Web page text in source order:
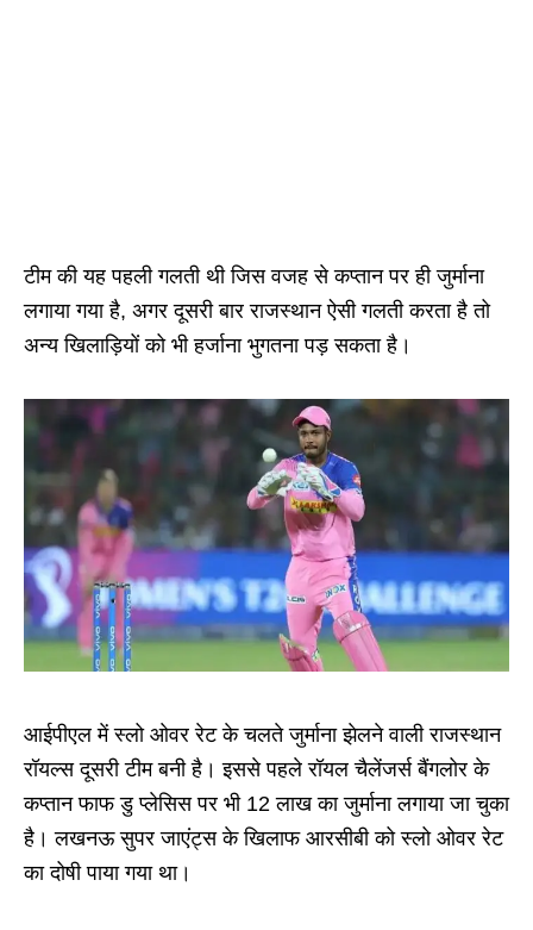
टीम की यह पहली गलती थी जिस वजह से कप्तान पर ही जुर्माना
लगाया गया है, अगर दूसरी बार राजस्थान ऐसी गलती करता है तो
अन्य खिलाड़ियों को भी हर्जाना भुगतना पड़ सकता है।
आईपीएल में स्लो ओवर रेट के चलते जुर्माना झेलने वाली राजस्थान
रॉयल्स दूसरी टीम बनी है। इससे पहले रॉयल चैलेंजर्स बैंगलोर के
कप्तान फाफ डु प्लेसिस पर भी 12 लाख का जुर्माना लगाया जा चुका
है। लखनऊ सुपर जाएंट्स के खिलाफ आरसीबी को स्लो ओवर रेट
का दोषी पाया गया था।